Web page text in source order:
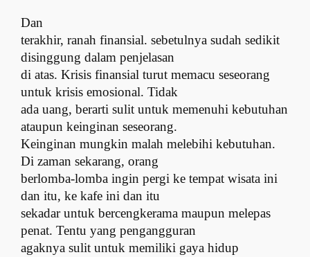
Dan
terakhir, ranah finansial. sebetulnya sudah sedikit
disinggung dalam penjelasan
di atas. Krisis finansial turut memacu seseorang
untuk krisis emosional. Tidak
ada uang, berarti sulit untuk memenuhi kebutuhan
ataupun keinginan seseorang.
Keinginan mungkin malah melebihi kebutuhan.
Di zaman sekarang, orang
berlomba-lomba ingin pergi ke tempat wisata ini
dan itu, ke kafe ini dan itu
sekadar untuk bercengkerama maupun melepas
penat. Tentu yang pengangguran
agaknya sulit untuk memiliki gaya hidup